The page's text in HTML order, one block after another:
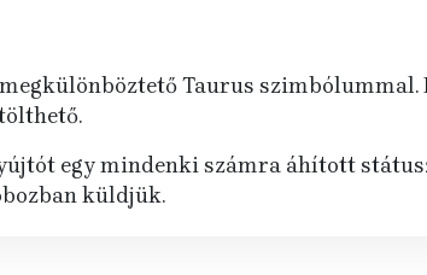
Taurus szimbólummal.
egy mindenki számra áhított
küldjük.